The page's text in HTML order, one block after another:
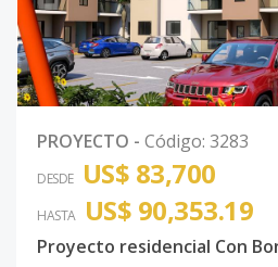
PROYECTO - Código: 3283
DESDE US$ 83,700
HASTA US$ 90,353.19